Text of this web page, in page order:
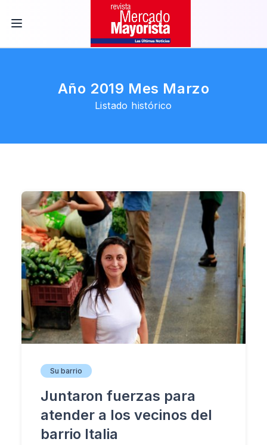
Año 2019 Mes Marzo
Listado histórico
Su barrio
Juntaron fuerzas para
atender a los vecinos del
barrio Italia